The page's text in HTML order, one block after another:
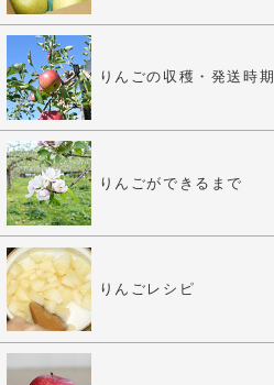
りんごの収穫・発送時期
りんごができるまで
りんごレシピ